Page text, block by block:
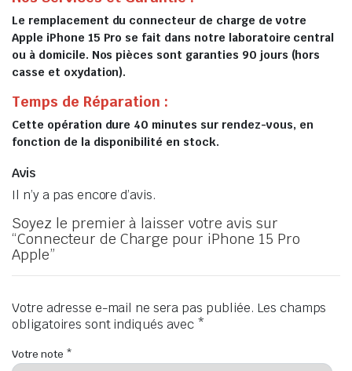
Le remplacement du connecteur de charge de votre
Apple iPhone 15 Pro se fait dans notre laboratoire central
ou à domicile. Nos pièces sont garanties 90 jours (hors
casse et oxydation).
Temps de Réparation :
Cette opération dure 40 minutes sur rendez-vous, en
fonction de la disponibilité en stock.
Avis
Il n’y a pas encore d’avis.
Soyez le premier à laisser votre avis sur
“Connecteur de Charge pour iPhone 15 Pro
Apple”
Votre adresse e-mail ne sera pas publiée. Les champs
obligatoires sont indiqués avec *
Votre note *